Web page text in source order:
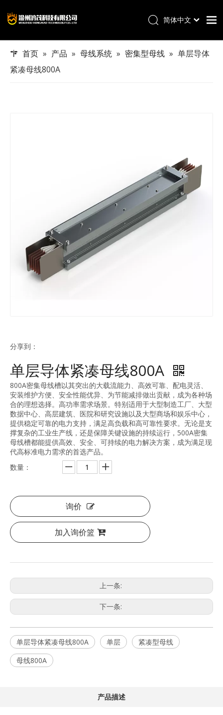
首页
产品
简体中文
首页 » 产品 » 母线系统 » 密集型母线 » 单层导体
紧凑母线800A
分享到：
单层导体紧凑母线800A
800A密集母线槽以其突出的大载流能力、高效可靠、配电灵活、
安装维护方便、安全性能优异、为节能减排做出贡献，成为各种场
合的理想选择。高功率需求场景。特别适用于大型制造工厂、大型
数据中心、高层建筑、医院和研究设施以及大型商场和娱乐中心，
提供稳定可靠的电力支持，满足高负载和高可靠性要求。无论是支
撑复杂的工业生产线，还是保障关键设施的持续运行，500A密集
母线槽都能提供高效、安全、可持续的电力解决方案，成为满足现
代高标准电力需求的首选产品。
数量：
询价
加入询价篮
上一条:
下一条:
单层导体紧凑母线800A 单层
紧凑型母线
母线800A
产品描述